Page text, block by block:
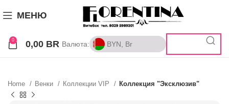
МЕНЮ
0 0,00 BR Валюта: BYN, Br
BYN, Br
Home Венки Коллекции VIP Коллекция "Эксклюзив"